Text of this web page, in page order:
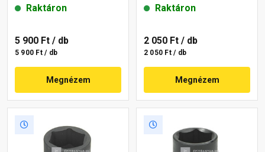
Raktáron
5 900 Ft / db
5 900 Ft / db
Megnézem
Raktáron
2 050 Ft / db
2 050 Ft / db
Megnézem